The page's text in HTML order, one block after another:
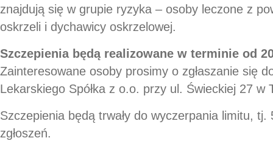
znajdują się w grupie ryzyka – osoby leczone z
oskrzeli i dychawicy oskrzelowej.
Szczepienia będą realizowane w terminie od
Zainteresowane osoby prosimy o zgłaszanie się
Lekarskiego Spółka z o.o. przy ul. Świeckiej 27 w
Szczepienia będą trwały do wyczerpania limitu,
zgłoszeń.